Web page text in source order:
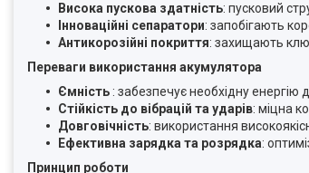
Висока пускова здатність: пусковий
Інноваційні сепаратори: запобігають
Антикорозійні покриття: захищають
Переваги використання акумулятора
Ємність : забезпечує необхідну енергію
Стійкість до вібрацій та ударів: міцна
Довговічність: використання
Ефективна зарядка та розрядка:
Принцип роботи